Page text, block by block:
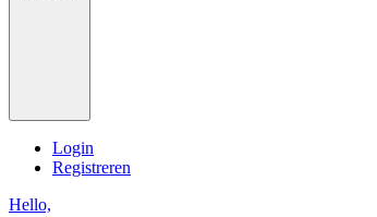
Login
Registreren
Hello,